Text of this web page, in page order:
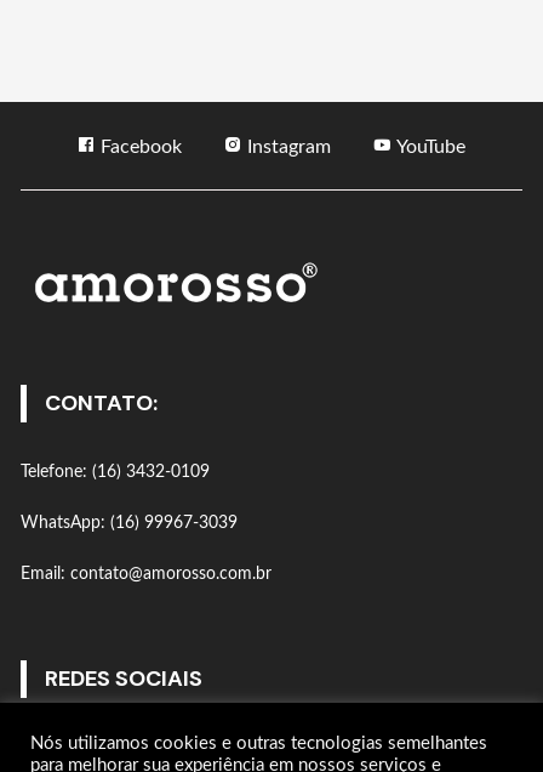
Facebook Instagram YouTube
CONTATO:
Telefone: (16) 3432-0109
WhatsApp: (16) 99967-3039
Email: contato@amorosso.com.br
REDES SOCIAIS
Nós utilizamos cookies e outras tecnologias semelhantes
para melhorar sua experiência em nossos serviços e